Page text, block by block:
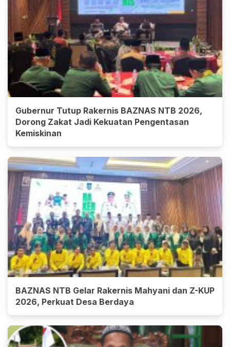
Gubernur Tutup Rakernis BAZNAS NTB 2026,
Dorong Zakat Jadi Kekuatan Pengentasan
Kemiskinan
BAZNAS NTB Gelar Rakernis Mahyani dan Z-KUP
2026, Perkuat Desa Berdaya